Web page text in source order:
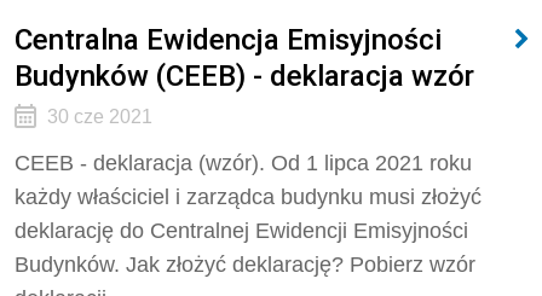
Centralna Ewidencja Emisyjności
Budynków (CEEB) - deklaracja wzór
30 cze 2021
CEEB - deklaracja (wzór). Od 1 lipca 2021 roku
każdy właściciel i zarządca budynku musi złożyć
deklarację do Centralnej Ewidencji Emisyjności
Budynków. Jak złożyć deklarację? Pobierz wzór